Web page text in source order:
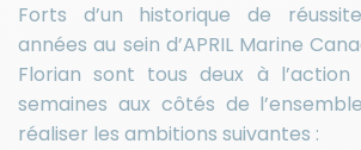
Forts d’un historique de
années au sein d’APRIL Marine
Florian sont tous deux à l’action
semaines aux côtés de
réaliser les ambitions suivantes :